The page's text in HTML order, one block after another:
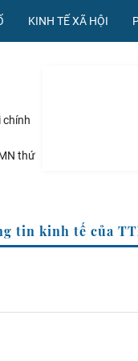
KINH TẾ XÃ HỘI
chính
thứ
thứ
tin kinh tế của